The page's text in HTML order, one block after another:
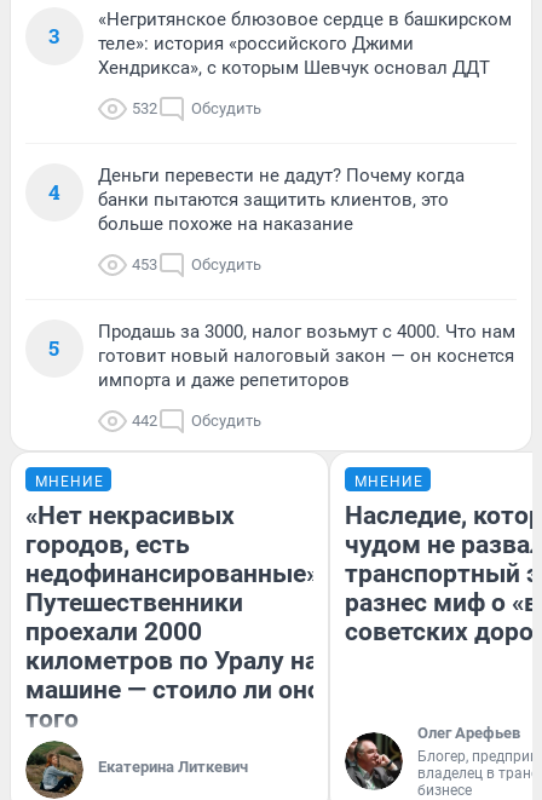
3
«Негритянское блюзовое сердце в башкирском
теле»: история «российского Джими
Хендрикса», с которым Шевчук основал ДДТ
532 Обсудить
4
Деньги перевести не дадут? Почему когда
банки пытаются защитить клиентов, это
больше похоже на наказание
453 Обсудить
5
Продашь за 3000, налог возьмут с 4000. Что нам
готовит новый налоговый закон — он коснется
импорта и даже репетиторов
442 Обсудить
МНЕНИЕ
«Нет некрасивых
городов, есть
недофинансированные».
Путешественники
проехали 2000
километров по Уралу на
машине — стоило ли оно
того
Екатерина Литкевич
МНЕНИЕ
Наследие,
чудом не
транспортный
разнес миф о
советских
Олег Арефьев
Блогер,
владелец в
бизнесе